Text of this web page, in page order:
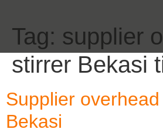
Tag: supplier
stirrer Bekasi
Supplier
Bekasi